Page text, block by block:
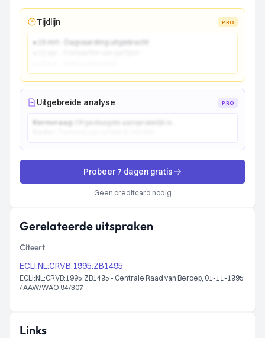
Tijdlijn PRO
● 15 mrt - Dagvaarding uitgebracht
Uitgebreide analyse PRO
Kernvraag:
Probeer 7 dagen gratis
Geen creditcard nodig
Gerelateerde uitspraken
Citeert
ECLI:NL:CRVB:1995:ZB1495
ECLI:NL:CRVB:1995:ZB1495 - Centrale Raad van Beroep, 01-11-1995
/ AAW/WAO 94/307
Links